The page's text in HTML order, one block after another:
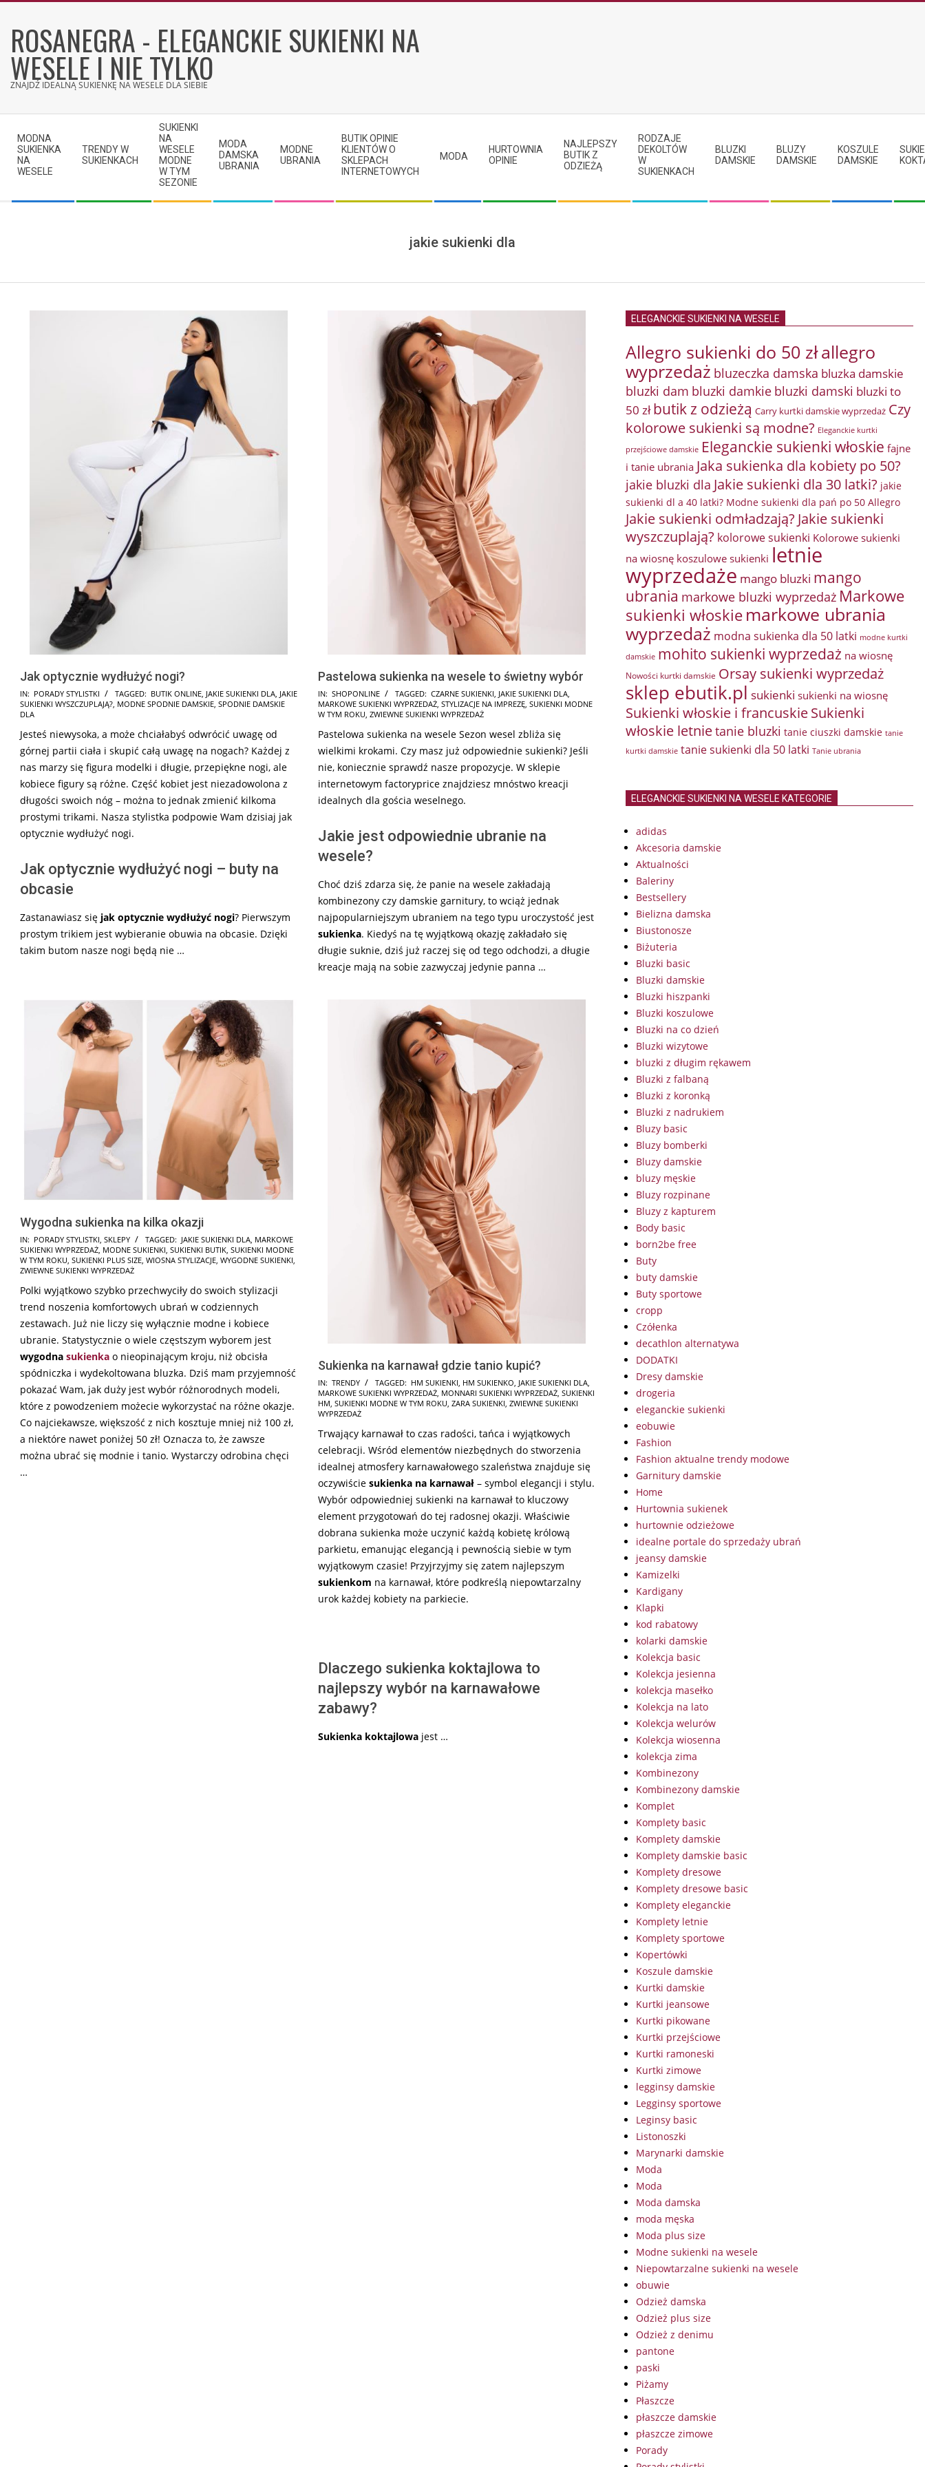
contentROSANEGRA - ELEGANCKIE SUKIENKI NA
WESELE I NIE TYLKO
ZNAJDŹ IDEALNĄ SUKIENKĘ NA WESELE DLA SIEBIE
Navigation
Menu
MODNA
SUKIENKA
NA
WESELE
TRENDY W
SUKIENKACH
SUKIENKI
NA
WESELE
MODNE
W TYM
SEZONIE
MODA
DAMSKA
UBRANIA
MODNE
UBRANIA
BUTIK OPINIE
KLIENTÓW O
SKLEPACH
INTERNETOWYCH
MODA
HURTOWNIA
OPINIE
NAJLEPSZY
BUTIK Z
ODZIEŻĄ
RODZAJE
DEKOLTÓW
W
SUKIENKACH
BLUZKI
DAMSKIE
BLUZY
DAMSKIE
KOSZULE
DAMSKIE
jakie sukienki dla
Jak optycznie wydłużyć nogi?
2025-
06-
IN: PORADY STYLISTKI TAGGED: BUTIK ONLINE JAKIE SUKIENKI DLA JAKIE
SUKIENKI WYSZCZUPLAJĄ? MODNE SPODNIE DAMSKIE SPODNIE DAMSKIE
DLA
Jesteś niewysoka, a może chciałabyś odwrócić uwagę od
górnej partii ciała i skupić całą uwagę na nogach? Każdej z
nas marzy się figura modelki i długie, przepiękne nogi, ale
kobiece figury są różne. Część kobiet jest niezadowolona z
długości swoich nóg – można to jednak zmienić kilkoma
prostymi trikami. Nasza stylistka podpowie Wam dzisiaj jak
optycznie wydłużyć nogi.
Jak optycznie wydłużyć nogi – buty na
obcasie
Zastanawiasz się jak optycznie wydłużyć nogi? Pierwszym
prostym trikiem jest wybieranie obuwia na obcasie. Dzięki
takim butom nasze nogi będą nie …
Pastelowa sukienka na wesele to świetny wybór
2025-
06-
IN: SHOPONLINE TAGGED: CZARNE SUKIENKI, JAKIE SUKIENKI DLA,
MARKOWE SUKIENKI WYPRZEDAŻ, STYLIZACJE NA IMPREZĘ, SUKIENKI MODNE
W TYM ROKU, ZWIEWNE SUKIENKI WYPRZEDAŻ
Pastelowa sukienka na wesele Sezon wesel zbliża się
wielkimi krokami. Czy masz już odpowiednie sukienki? Jeśli
nie, koniecznie sprawdź nasze propozycje. W sklepie
internetowym factoryprice znajdziesz mnóstwo kreacji
idealnych dla gościa weselnego.
Jakie jest odpowiednie ubranie na
wesele?
Choć dziś zdarza się, że panie na wesele zakładają
kombinezony czy damskie garnitury, to wciąż jednak
najpopularniejszym ubraniem na tego typu uroczystość jest
sukienka. Kiedyś na tę wyjątkową okazję zakładało się
długie suknie, dziś już raczej się od tego odchodzi, a długie
kreacje mają na sobie zazwyczaj jedynie panna …
Wygodna sukienka na kilka okazji
2025-
03-
04
IN: PORADY STYLISTKI, SKLEPY TAGGED: JAKIE SUKIENKI DLA, MARKOWE
SUKIENKI WYPRZEDAŻ, MODNE SUKIENKI, SUKIENKI BUTIK, SUKIENKI MODNE
W TYM ROKU, SUKIENKI PLUS SIZE, WIOSNA STYLIZACJE, WYGODNE SUKIENKI,
ZWIEWNE SUKIENKI WYPRZEDAŻ
Polki wyjątkowo szybko przechwyciły do swoich stylizacji
trend noszenia komfortowych ubrań w codziennych
zestawach. Już nie liczy się wyłącznie modne i kobiece
ubranie. Statystycznie o wiele częstszym wyborem jest
wygodna sukienka o nieopinającym kroju, niż obcisła
spódniczka i wydekoltowana bluzka. Dziś mam przyjemność
pokazać Wam, jak duży jest wybór różnorodnych modeli,
które z powodzeniem możecie wykorzystać na różne okazje.
Co najciekawsze, większość z nich kosztuje mniej niż 100 zł,
a niektóre nawet poniżej 50 zł! Oznacza to, że zawsze
można ubrać się modnie i tanio. Wystarczy odrobina chęci
…
Sukienka na karnawał gdzie tanio kupić?
2024-
11-
02
IN: TRENDY TAGGED: HM SUKIENKI, HM SUKIENKO, JAKIE SUKIENKI DLA,
MARKOWE SUKIENKI WYPRZEDAŻ, MONNARI SUKIENKI WYPRZEDAŻ, SUKIENKI
HM, SUKIENKI MODNE W TYM ROKU, ZARA SUKIENKI, ZWIEWNE SUKIENKI
WYPRZEDAŻ
Trwający karnawał to czas radości, tańca i wyjątkowych
celebracji. Wśród elementów niezbędnych do stworzenia
idealnej atmosfery karnawałowego szaleństwa znajduje się
oczywiście sukienka na karnawał – symbol elegancji i stylu.
Wybór odpowiedniej sukienki na karnawał to kluczowy
element przygotowań do tej radosnej okazji. Właściwie
dobrana sukienka może uczynić każdą kobietę królową
parkietu, emanując elegancją i pewnością siebie w tym
wyjątkowym czasie! Przyjrzyjmy się zatem najlepszym
sukienkom na karnawał, które podkreślą niepowtarzalny
urok każdej kobiety na parkiecie.
Dlaczego sukienka koktajlowa to
najlepszy wybór na karnawałowe
zabawy?
Sukienka koktajlowa jest …
ELEGANCKIE SUKIENKI NA WESELE
Allegro sukienki do 50 złallegro
wyprzedaż bluzeczka damska bluzka damskie
bluzki dam bluzki damkie bluzki damski bluzki to
50 zł butik z odzieżą Carry kurtki damskie wyprzedaż Czy
kolorowe sukienki są modne? Eleganckie kurtki
przejściowe damskie Eleganckie sukienki włoskie fajne
i tanie ubrania Jaka sukienka dla kobiety po 50?
jakie bluzki dla Jakie sukienki dla 30 latki? jakie
sukienki dl a 40 latki? Modne sukienki dla pań po 50 Allegro
Jakie sukienki odmładzają? Jakie sukienki
wyszczuplają? kolorowe sukienki Kolorowe sukienki
na wiosnę koszulowe sukienki letnie
wyprzedaże mango bluzki mango
ubrania markowe bluzki wyprzedaż Markowe
sukienki włoskie markowe ubrania
wyprzedaż modna sukienka dla 50 latki modne kurtki
damskie mohito sukienki wyprzedaż na wiosnę
Nowości kurtki damskie Orsay sukienki wyprzedaż
sklep ebutik.pl sukienki sukienki na wiosnę
Sukienki włoskie i francuskieSukienki
włoskie letnietanie bluzki tanie ciuszki damskie tanie
kurtki damskie tanie sukienki dla 50 latki Tanie ubrania
ELEGANCKIE SUKIENKI NA WESELE KATEGORIE
adidas
Akcesoria damskie
Aktualności
Baleriny
Bestsellery
Bielizna damska
Biustonosze
Biżuteria
Bluzki basic
Bluzki damskie
Bluzki hiszpanki
Bluzki koszulowe
Bluzki na co dzień
Bluzki wizytowe
bluzki z długim rękawem
Bluzki z falbaną
Bluzki z koronką
Bluzki z nadrukiem
Bluzy basic
Bluzy bomberki
Bluzy damskie
bluzy męskie
Bluzy rozpinane
Bluzy z kapturem
Body basic
born2be free
Buty
buty damskie
Buty sportowe
cropp
Czółenka
decathlon alternatywa
DODATKI
Dresy damskie
drogeria
eleganckie sukienki
eobuwie
Fashion
Fashion aktualne trendy modowe
Garnitury damskie
Home
Hurtownia sukienek
hurtownie odzieżowe
idealne portale do sprzedaży ubrań
jeansy damskie
Kamizelki
Kardigany
Klapki
kod rabatowy
kolarki damskie
Kolekcja basic
Kolekcja jesienna
kolekcja masełko
Kolekcja na lato
Kolekcja welurów
Kolekcja wiosenna
kolekcja zima
Kombinezony
Kombinezony damskie
Komplet
Komplety basic
Komplety damskie
Komplety damskie basic
Komplety dresowe
Komplety dresowe basic
Komplety eleganckie
Komplety letnie
Komplety sportowe
Kopertówki
Koszule damskie
Kurtki damskie
Kurtki jeansowe
Kurtki pikowane
Kurtki przejściowe
Kurtki ramoneski
Kurtki zimowe
legginsy damskie
Legginsy sportowe
Leginsy basic
Listonoszki
Marynarki damskie
Moda
Moda
Moda damska
moda męska
Moda plus size
Modne sukienki na wesele
Niepowtarzalne sukienki na wesele
obuwie
Odzież damska
Odzież plus size
Odzież z denimu
pantone
paski
Piżamy
Płaszcze
płaszcze damskie
płaszcze zimowe
Porady